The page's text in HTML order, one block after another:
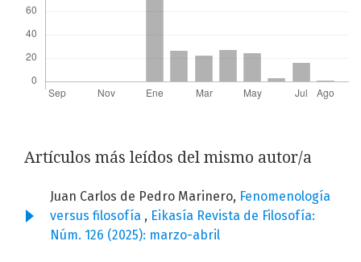
Artículos más leídos del mismo autor/a
Juan Carlos de Pedro Marinero, Fenomenología
versus filosofía , Eikasía Revista de Filosofía:
Núm. 126 (2025): marzo-abril